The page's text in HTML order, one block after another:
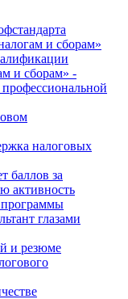
и сборам»
и сборам» -
налоговых
баллов за
активность
глазами
и резюме